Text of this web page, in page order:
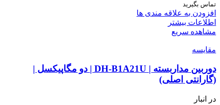
تماس بگیرید
افزودن به علاقه مندی ها
اطلاعات بیشتر
مشاهده سریع
مقایسه
دوربین مداربسته | DH-B1A21U | دو مگاپیکسل |
(گارانتی اصلی)
در انبار